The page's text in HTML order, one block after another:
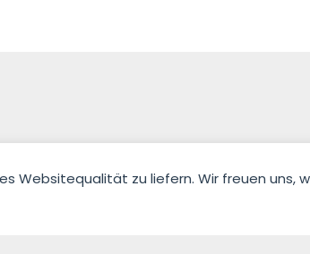
Websitequalität zu liefern. Wir freuen uns,